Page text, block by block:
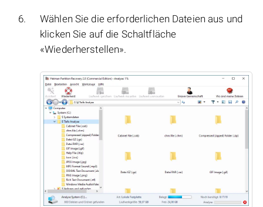
Wählen Sie die erforderlichen Dateien aus und
klicken Sie auf die Schaltfläche
«Wiederherstellen».